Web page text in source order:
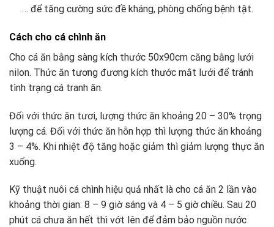
… để tăng cường sức đề kháng, phòng chống bệnh tật.
Cách cho cá chình ăn
Cho cá ăn bằng sàng kích thước 50x90cm căng bằng lưới
nilon. Thức ăn tương đương kích thước mắt lưới để tránh
tình trạng cá tranh ăn.
Đối với thức ăn tươi, lượng thức ăn khoảng 20 – 30% trọng
lượng cá. Đối với thức ăn hỗn hợp thì lượng thức ăn khoảng
3 – 4%. Khi nhiệt độ tăng hoặc giảm thì giảm lượng thực ăn
xuống.
Kỹ thuật nuôi cá chình hiệu quả nhất là cho cá ăn 2 lần vào
khoảng thời gian: 8 – 9 giờ sáng và 4 – 5 giờ chiều. Sau 20
phút cá chưa ăn hết thì vớt lên để đảm bảo nguồn nước